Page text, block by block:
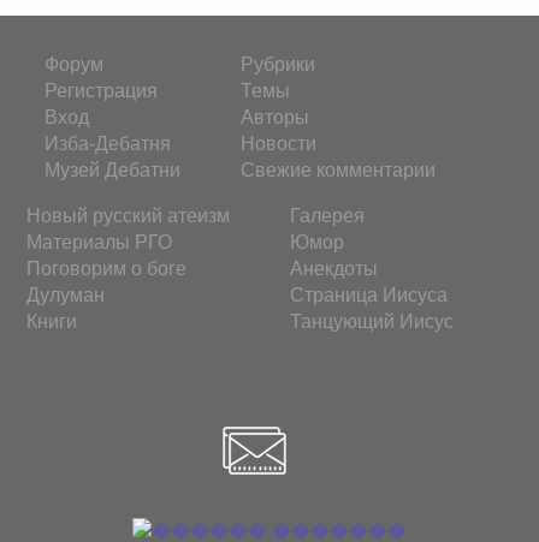
Форум
Регистрация
Вход
Изба-Дебатня
Музей Дебатни
Рубрики
Темы
Авторы
Новости
Свежие комментарии
Новый русский атеизм
Материалы РГО
Поговорим о боге
Дулуман
Книги
Галерея
Юмор
Анекдоты
Страница Иисуса
Танцующий Иисус